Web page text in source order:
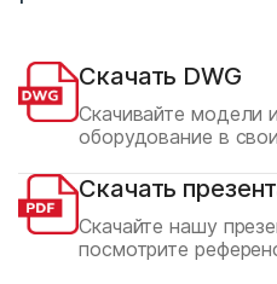
Скачать DWG
Скачивайте модели
оборудование в
Скачать
Скачайте нашу
посмотрите